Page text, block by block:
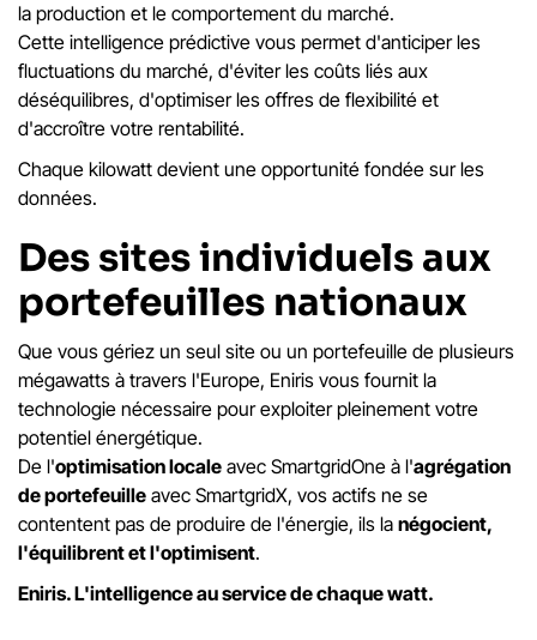
la production et le comportement du marché.
Cette intelligence prédictive vous permet d'anticiper les
fluctuations du marché, d'éviter les coûts liés aux
déséquilibres, d'optimiser les offres de flexibilité et
d'accroître votre rentabilité.
Chaque kilowatt devient une opportunité fondée sur les
données.
Des sites individuels aux
portefeuilles nationaux
Que vous gériez un seul site ou un portefeuille de plusieurs
mégawatts à travers l'Europe, Eniris vous fournit la
technologie nécessaire pour exploiter pleinement votre
potentiel énergétique.
De l'optimisation locale avec SmartgridOne à l'agrégation
de portefeuille avec SmartgridX, vos actifs ne se
contentent pas de produire de l'énergie, ils la négocient,
l'équilibrent et l'optimisent.
Eniris. L'intelligence au service de chaque watt.